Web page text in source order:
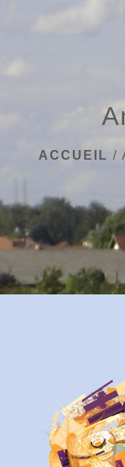
ACCUEIL /